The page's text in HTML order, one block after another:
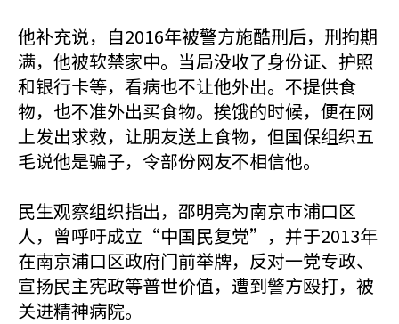
他补充说，自2016年被警方施酷刑后，刑拘期
满，他被软禁家中。当局没收了身份证、护照
和银行卡等，看病也不让他外出。不提供食
物，也不准外出买食物。挨饿的时候，便在网
上发出求救，让朋友送上食物，但国保组织五
毛说他是骗子，令部份网友不相信他。
民生观察组织指出，邵明亮为南京巿浦口区
人，曾呼吁成立“中国民复党”，并于2013年
在南京浦口区政府门前举牌，反对一党专政、
宣扬民主宪政等普世价值，遭到警方殴打，被
关进精神病院。